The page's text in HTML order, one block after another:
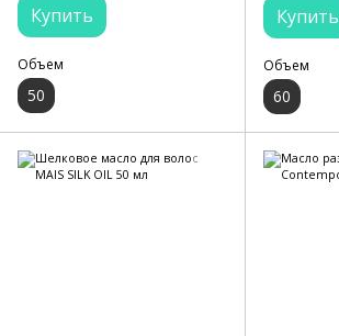
Купить
Объем
50
Купить
Объем
60